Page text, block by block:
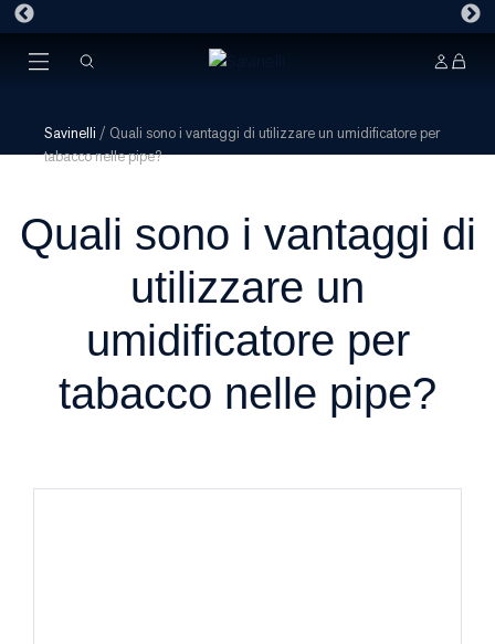
Savinelli / Quali sono i vantaggi di utilizzare un umidificatore per
tabacco nelle pipe?
Quali sono i vantaggi di
utilizzare un
umidificatore per
tabacco nelle pipe?